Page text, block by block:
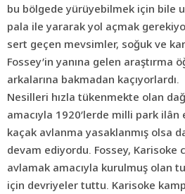
bu bölgede yürüyebilmek için bile
pala ile yararak yol açmak
sert geçen mevsimler, soğuk ve
Fossey’in yanına gelen araştırma
arkalarına bakmadan kaçıyorlardı.
Nesilleri hızla tükenmekte olan
amacıyla 1920’lerde milli park
kaçak avlanma yasaklanmış olsa
devam ediyordu. Fossey, Karisoke
avlamak amacıyla kurulmuş olan
için devriyeler tuttu. Karisoke